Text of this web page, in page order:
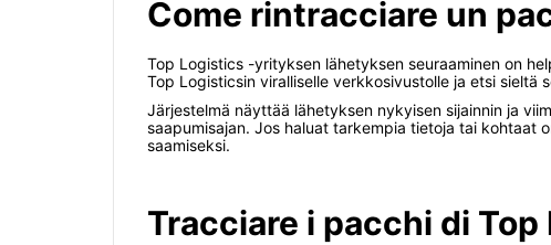
Come rintracciare un
Top Logistics -yrityksen lähetyksen seuraaminen on
Top Logisticsin viralliselle verkkosivustolle ja etsi
Järjestelmä näyttää lähetyksen nykyisen sijainnin ja
saapumisajan. Jos haluat tarkempia tietoja tai kohtaat
saamiseksi.
Tracciare i pacchi di